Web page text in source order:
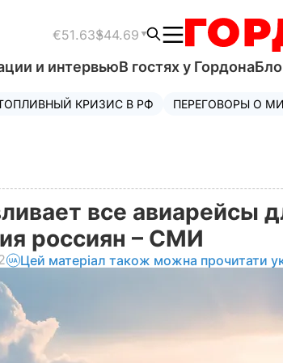
€51.63$44.69
и интервьюВ гостях у Гордона
КРИЗИС В РФ ПЕРЕГОВОРЫ О
все авиарейсы
россиян – СМИ
Цей матеріал також можна прочитати